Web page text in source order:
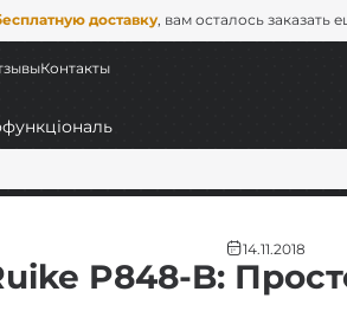
доставку, вам осталось заказать
Контакты
14.11.2018
P848-B: